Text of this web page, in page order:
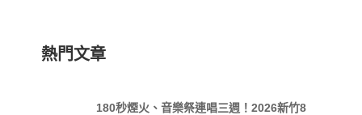
熱門文章
180秒煙火、音樂祭連唱三週！2026新竹8